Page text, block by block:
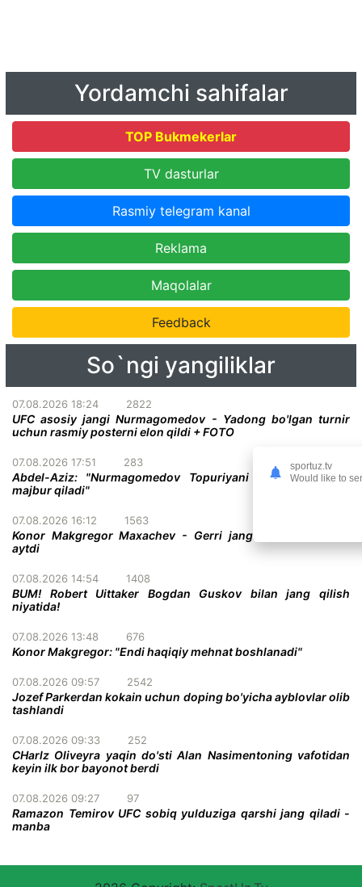
Yordamchi sahifalar
TOP Bukmekerlar
TV dasturlar
Rasmiy telegram kanal
Reklama
Maqolalar
Feedback
So`ngi yangiliklar
07.08.2026 18:24 2822
UFC asosiy jangi Nurmagomedov - Yadong bo'lgan turnir
uchun rasmiy posterni elon qildi + FOTO
07.08.2026 17:51 283
Abdel-Aziz: "Nurmagomedov Topuriyani taslim bo'lishga
majbur qiladi"
07.08.2026 16:12 1563
Konor Makgregor Maxachev - Gerri jangiga o'z taxminini
aytdi
07.08.2026 14:54 1408
BUM! Robert Uittaker Bogdan Guskov bilan jang qilish
niyatida!
07.08.2026 13:48 676
Konor Makgregor: "Endi haqiqiy mehnat boshlanadi"
07.08.2026 09:57 2542
Jozef Parkerdan kokain uchun doping bo'yicha ayblovlar olib
tashlandi
07.08.2026 09:33 252
CHarlz Oliveyra yaqin do'sti Alan Nasimentoning vafotidan
keyin ilk bor bayonot berdi
07.08.2026 09:27 97
Ramazon Temirov UFC sobiq yulduziga qarshi jang qiladi -
manba
sportuz.tv
Would like to